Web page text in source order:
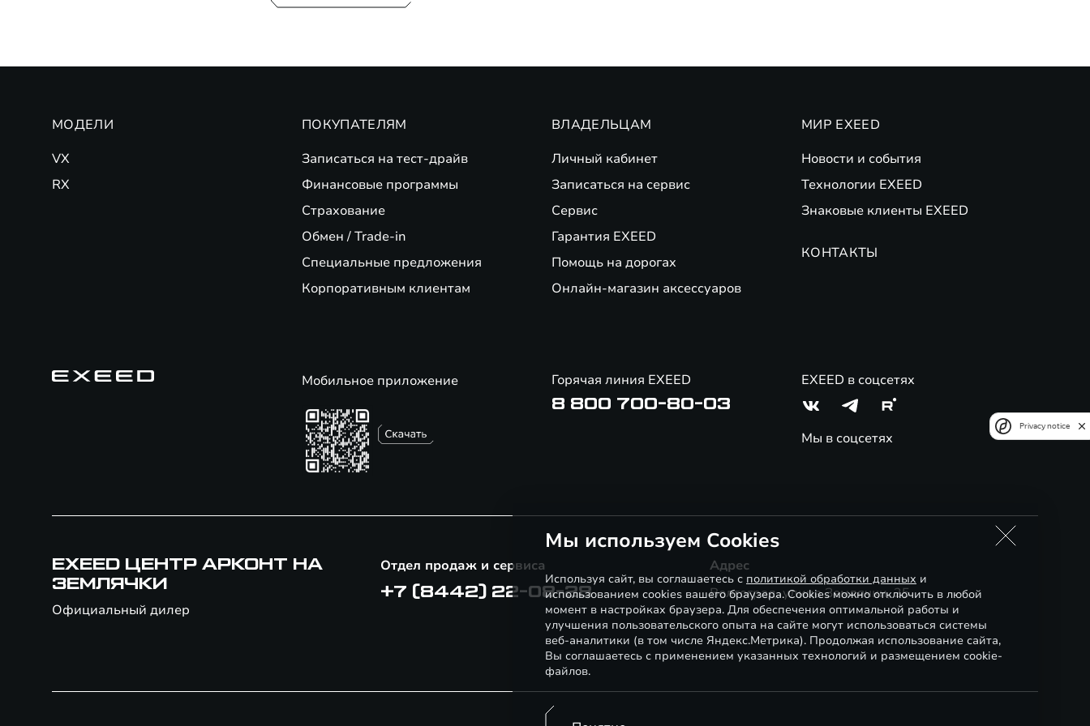
МОДЕЛИ
VX
RX
ПОКУПАТЕЛЯМ
Записаться на тест-драйв
Финансовые программы
Страхование
Обмен / Trade-in
Специальные предложения
Корпоративным клиентам
ВЛАДЕЛЬЦАМ
Личный кабинет
Записаться на сервис
Сервис
Гарантия EXEED
Помощь на дорогах
Онлайн-магазин аксессуаров
МИР EXEED
Новости и события
Технологии EXEED
Знаковые клиенты EXEED
КОНТАКТЫ
Мобильное приложение Горячая линия EXEED
8 800 700-80-03
EXEED в соцсетях
Мы в соцсетях
EXEED ЦЕНТР АРКОНТ НА
ЗЕМЛЯЧКИ
Официальный дилер
Отдел продаж и сервиса
+7 (8442) 22-08-28
Адрес
Волгоград, улица Землячки, 25
Мы используем Cookies
Используя сайт, вы соглашаетесь с политикой обработки данных и
использованием cookies вашего браузера. Cookies можно отключить в любой
момент в настройках браузера. Для обеспечения оптимальной работы и
улучшения пользовательского опыта на сайте могут использоваться системы
веб-аналитики (в том числе Яндекс.Метрика). Продолжая использование сайта,
Вы соглашаетесь с применением указанных технологий и размещением cookie-
файлов.
Privacy notice